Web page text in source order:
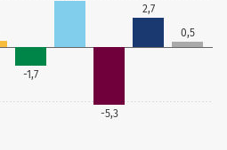
-1,7
-5,3
2,7
0,5